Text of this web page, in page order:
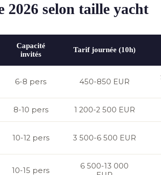
2026 selon taille yacht
Capacité
invités
Tarif journée (10h)
6-8 pers 450-850 EUR
8-10 pers 1 200-2 500 EUR
10-12 pers 3 500-6 500 EUR
10-15 pers
6 500-13 000